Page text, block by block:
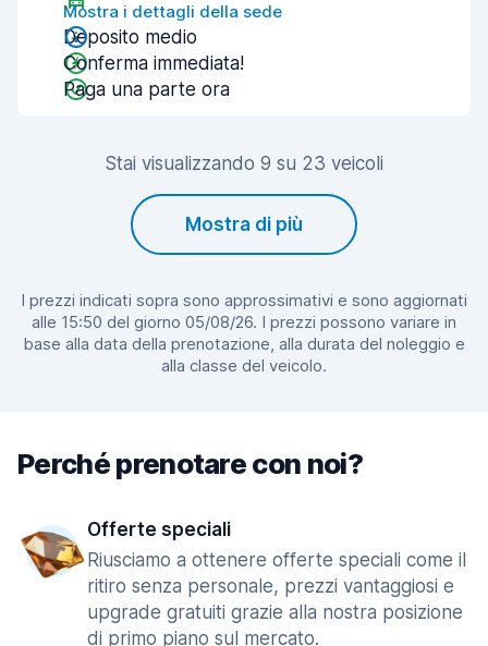
Mostra i dettagli della sede
Deposito medio
Conferma immediata!
Paga una parte ora
Stai visualizzando 9 su 23 veicoli
Mostra di più
I prezzi indicati sopra sono approssimativi e sono aggiornati
alle 15:50 del giorno 05/08/26. I prezzi possono variare in
base alla data della prenotazione, alla durata del noleggio e
alla classe del veicolo.
Perché prenotare con noi?
Offerte speciali
Riusciamo a ottenere offerte speciali come il
ritiro senza personale, prezzi vantaggiosi e
upgrade gratuiti grazie alla nostra posizione
di primo piano sul mercato.